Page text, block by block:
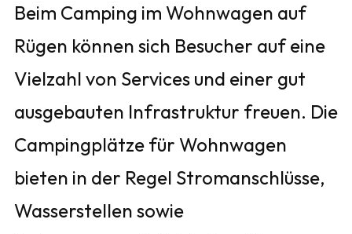
Beim Camping im Wohnwagen auf
Rügen können sich Besucher auf eine
Vielzahl von Services und einer gut
ausgebauten Infrastruktur freuen. Die
Campingplätze für Wohnwagen
bieten in der Regel Stromanschlüsse,
Wasserstellen sowie